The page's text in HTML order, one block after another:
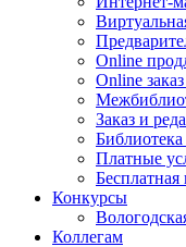
Online
Online
Заказ и
Платные
Конкурсы
Коллегам